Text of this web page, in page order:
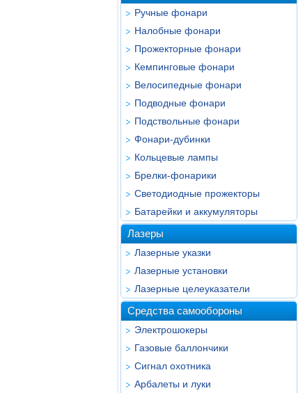
Ручные фонари
Налобные фонари
Прожекторные фонари
Кемпинговые фонари
Велосипедные фонари
Подводные фонари
Подствольные фонари
Фонари-дубинки
Кольцевые лампы
Брелки-фонарики
Светодиодные прожекторы
Батарейки и аккумуляторы
Лазеры
Лазерные указки
Лазерные установки
Лазерные целеуказатели
Средства самообороны
Электрошокеры
Газовые баллончики
Сигнал охотника
Арбалеты и луки